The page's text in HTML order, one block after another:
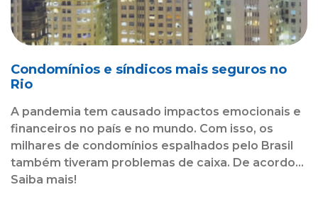
Condomínios e síndicos mais seguros no
Rio
A pandemia tem causado impactos emocionais e
financeiros no país e no mundo. Com isso, os
milhares de condomínios espalhados pelo Brasil
também tiveram problemas de caixa. De acordo...
Saiba mais!